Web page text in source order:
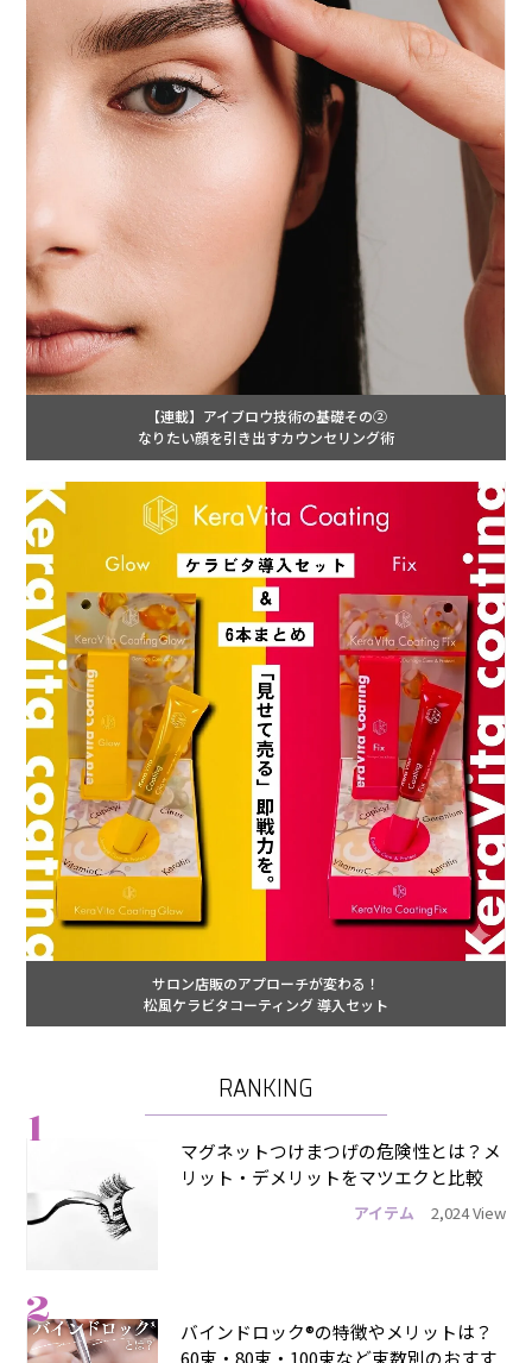
【連載】アイブロウ技術の基礎その②
なりたい顔を引き出すカウンセリング術
サロン店販のアプローチが変わる！
松風ケラビタコーティング 導入セット
RANKING
1
マグネットつけまつげの危険性とは？メ
リット・デメリットをマツエクと比較
アイテム 2,024 View
2
バインドロック®の特徴やメリットは？
60束・80束・100束など束数別のおすす